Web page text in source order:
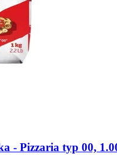
-​ Pizzaria typ 00,